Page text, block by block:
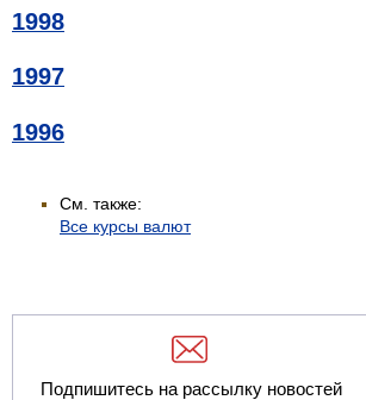
1998
1997
1996
См. также:
Все курсы валют
Подпишитесь на рассылку новостей